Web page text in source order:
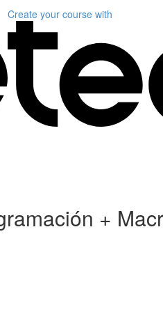
Create your course with
+